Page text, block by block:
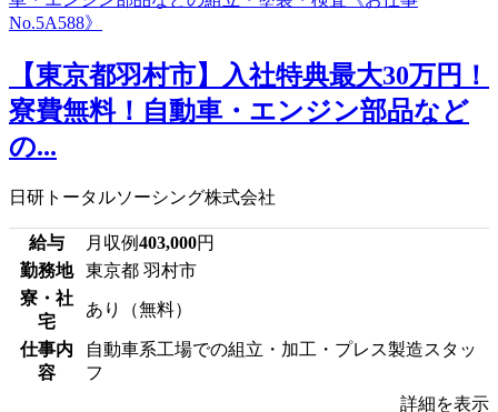
【東京都羽村市】入社特典最大30万円！
寮費無料！自動車・エンジン部品など
の...
日研トータルソーシング株式会社
給与 月収例403,000円
勤務地
東京都 羽村市
寮・社
宅
あり（無料）
仕事内
容
自動車系工場での組立・加工・プレス製造スタッ
フ
詳細を表示